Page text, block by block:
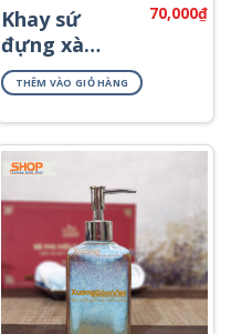
Khay sứ
đựng xà
bông tắm
PKNT-29
70,000₫
THÊM VÀO GIỎ HÀNG